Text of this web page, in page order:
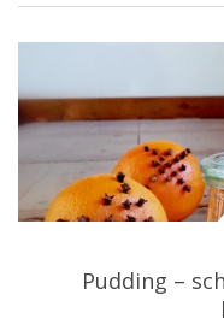
Pudding –